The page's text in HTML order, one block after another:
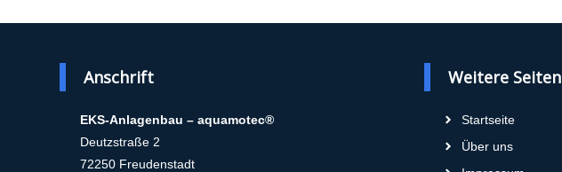
Anschrift
EKS-Anlagenbau – aquamotec®
Deutzstraße 2
72250 Freudenstadt
Weitere Seiten
Startseite
Über uns